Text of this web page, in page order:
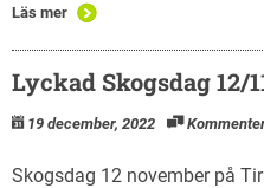
Läs mer
Lyckad Skogsdag 12/
19 december, 2022
Skogsdag 12 november på